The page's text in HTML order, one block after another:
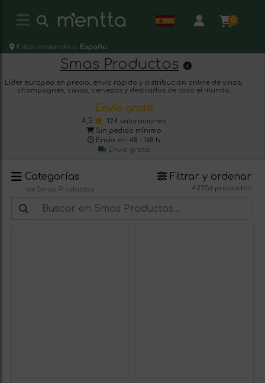
0
Estás enviando a: España
Smas Productos
Líder europeo en precio, envío rápido y distribución online de vinos,
champagnes, cavas, cervezas y destilados de todo el mundo.
Envío gratis
4,5
124 valoraciones
Sin pedido mínimo
Envío en: 48 - 168 h
Envío gratis
Categorías
de Smas Productos
Filtrar y ordenar
42256 productos